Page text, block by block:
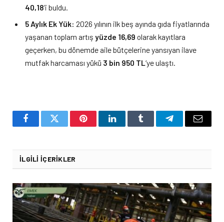
40,18‘i buldu.
5 Aylık Ek Yük: 2026 yılının ilk beş ayında gıda fiyatlarında
yaşanan toplam artış yüzde 16,69 olarak kayıtlara
geçerken, bu dönemde aile bütçelerine yansıyan ilave
mutfak harcaması yükü 3 bin 950 TL‘ye ulaştı.
FacebookTwitter PinterestLinkedInTumblr TelegramEmail
İLGILI İÇERIKLER